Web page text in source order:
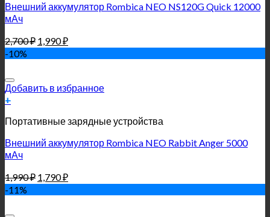
Внешний аккумулятор Rombica NEO NS120G Quick 12000
мАч
2,700₽ 1,990₽
-10%
Добавить в избранное
+
Портативные зарядные устройства
Внешний аккумулятор Rombica NEO Rabbit Anger 5000
мАч
1,990₽ 1,790₽
-11%